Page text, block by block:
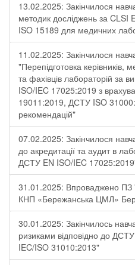
13.02.2025: Закінчилося
методик досліджень за CLSI
ISO 15189 для медичних
11.02.2025: Закінчилося
"Перепідготовка керівників,
та фахівців лабораторій за
ISO/IEC 17025:2019 з
19011:2019, ДСТУ ISO
рекомендацій"
07.02.2025: Закінчилося
до акредитації та аудит в
ДСТУ EN ISO/IEC
31.01.2025: Впроваджено ПЗ
КНП «Бережанська ЦМЛ»
30.01.2025: Закінчилось
ризиками відповідно до
IEC/ISO 31010:2013"